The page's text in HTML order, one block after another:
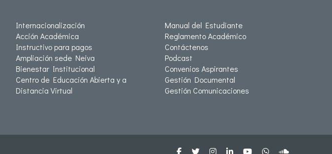
Internacionalización
Acción Académica
Instructivo para pagos
Ampliación sede Neiva
Bienestar Institucional
Centro de Educación Abierta y a
Distancia Virtual
Manual del Estudiante
Reglamento Académico
Contáctenos
Podcast
Convenios Aspirantes
Gestión Documental
Gestión Comunicaciones